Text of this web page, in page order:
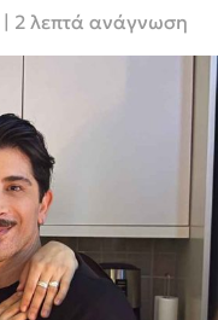
| 2 λεπτά ανάγνωση